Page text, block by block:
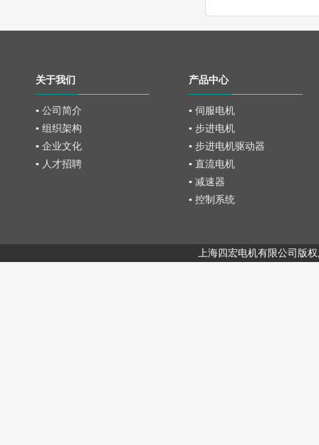
关于我们
▪ 公司简介
▪ 组织架构
▪ 企业文化
▪ 人才招聘
产品中心
▪ 伺服电机
▪ 步进电机
▪ 步进电机驱动器
▪ 直流电机
▪ 减速器
▪ 控制系统
上海四宏电机有限公司版